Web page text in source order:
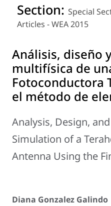
Section: Special
Articles - WEA 2015
Análisis, diseño
multifísica de
Fotoconductora
el método de
Analysis, Design,
Simulation of a
Antenna Using the
Diana Gonzalez Galindo